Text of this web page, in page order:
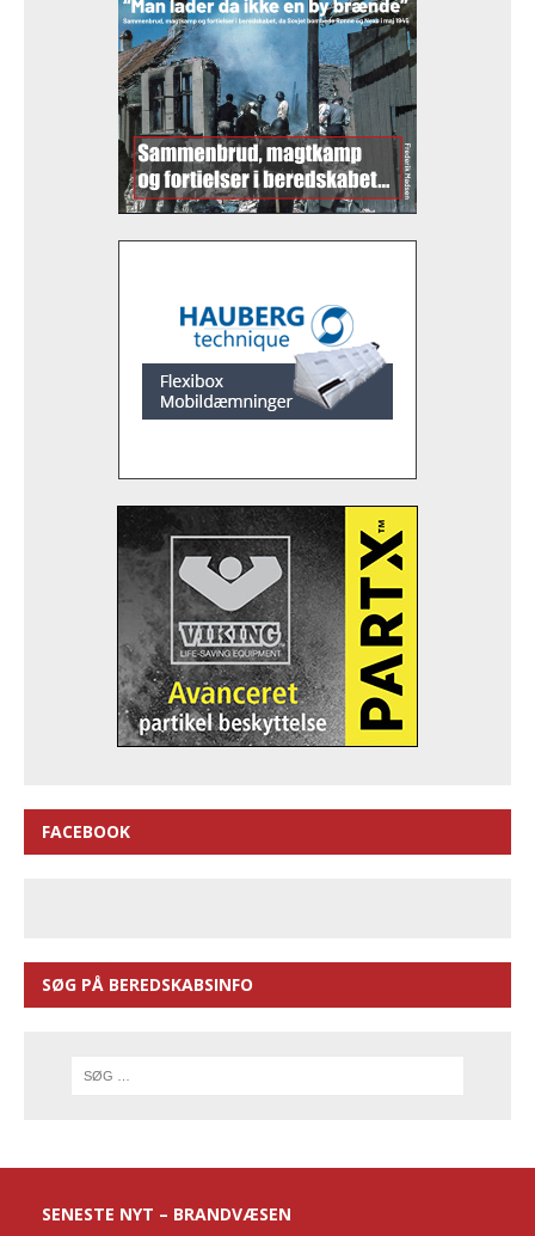
FACEBOOK
SØG PÅ BEREDSKABSINFO
SENESTE NYT – BRANDVÆSEN